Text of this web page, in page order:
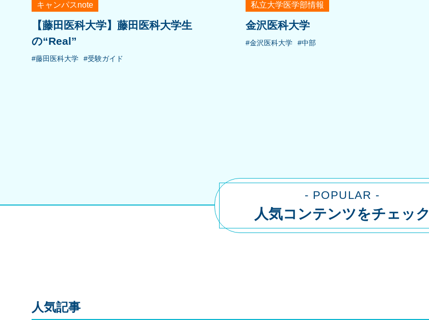
キャンパスnote
【藤田医科大学】藤田医科大学生
の“Real”
#藤田医科大学 #受験ガイド
私立大学医学部情報
金沢医科大学
#金沢医科大学 #中部
- POPULAR -
人気コンテンツをチェック
人気記事